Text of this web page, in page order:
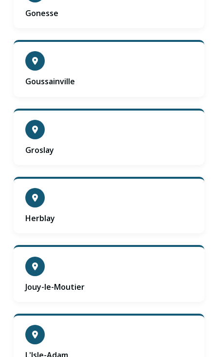
Gonesse
Goussainville
Groslay
Herblay
Jouy-le-Moutier